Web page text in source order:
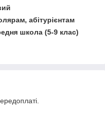
абітурієнтам
школа (5-9 клас)